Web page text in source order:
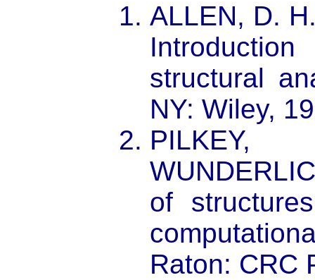
ALLEN, D.
structural
NY: Wiley,
of
Raton: CRC